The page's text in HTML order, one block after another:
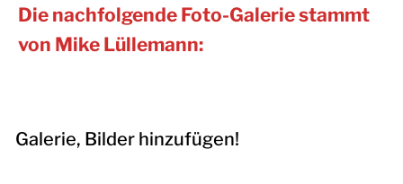
Die nachfolgende Foto-Galerie stammt
von Mike Lüllemann:
Galerie, Bilder hinzufügen!